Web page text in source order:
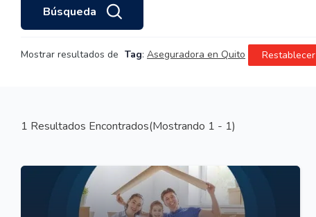
Búsqueda
Mostrar resultados de Tag: Aseguradora en Quito Restablecer
1 Resultados Encontrados(Mostrando 1 - 1)